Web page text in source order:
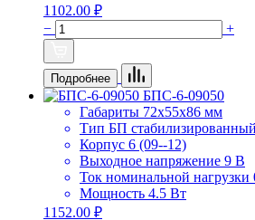
1102.00 ₽
−
+
Подробнее
БПС-6-09050
Габариты 72х55х86 мм
Тип БП
Корпус 6 (09--12)
Выходное напряжение 9 В
Ток номинальной нагрузки
Мощность 4.5 Вт
1152.00 ₽